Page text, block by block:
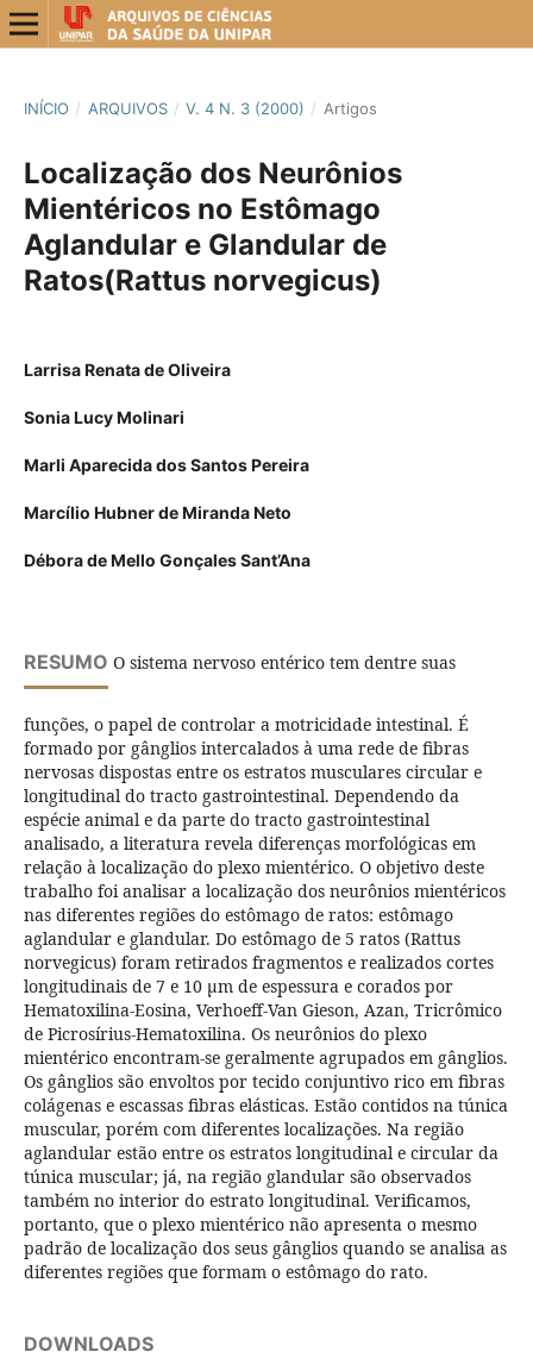
INÍCIO / ARQUIVOS / V. 4 N. 3 (2000) / Artigos
Localização dos Neurônios
Mientéricos no Estômago
Aglandular e Glandular de
Ratos(Rattus norvegicus)
Larrisa Renata de Oliveira
Sonia Lucy Molinari
Marli Aparecida dos Santos Pereira
Marcílio Hubner de Miranda Neto
Débora de Mello Gonçales Sant’Ana
RESUMO O sistema nervoso entérico tem dentre suas
funções, o papel de controlar a motricidade intestinal. É
formado por gânglios intercalados à uma rede de fibras
nervosas dispostas entre os estratos musculares circular e
longitudinal do tracto gastrointestinal. Dependendo da
espécie animal e da parte do tracto gastrointestinal
analisado, a literatura revela diferenças morfológicas em
relação à localização do plexo mientérico. O objetivo deste
trabalho foi analisar a localização dos neurônios mientéricos
nas diferentes regiões do estômago de ratos: estômago
aglandular e glandular. Do estômago de 5 ratos (Rattus
norvegicus) foram retirados fragmentos e realizados cortes
longitudinais de 7 e 10 µm de espessura e corados por
Hematoxilina-Eosina, Verhoeff-Van Gieson, Azan, Tricrômico
de Picrosírius-Hematoxilina. Os neurônios do plexo
mientérico encontram-se geralmente agrupados em gânglios.
Os gânglios são envoltos por tecido conjuntivo rico em fibras
colágenas e escassas fibras elásticas. Estão contidos na túnica
muscular, porém com diferentes localizações. Na região
aglandular estão entre os estratos longitudinal e circular da
túnica muscular; já, na região glandular são observados
também no interior do estrato longitudinal. Verificamos,
portanto, que o plexo mientérico não apresenta o mesmo
padrão de localização dos seus gânglios quando se analisa as
diferentes regiões que formam o estômago do rato.
DOWNLOADS